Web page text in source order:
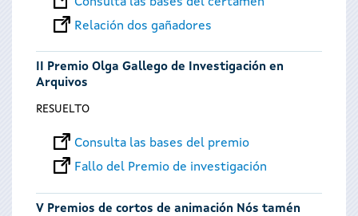
Relación dos gañadores
II Premio Olga Gallego de Investigación en
Arquivos
RESUELTO
Consulta las bases del premio
Fallo del Premio de investigación
V Premios de cortos de animación Nós tamén